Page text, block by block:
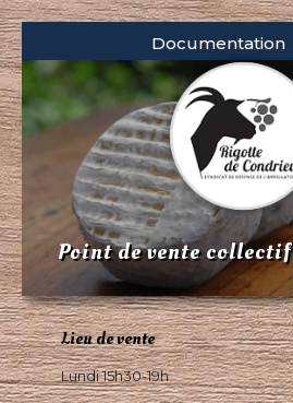
Documentation
Point de vente collectif
Lieu de vente
Lundi 15h30-19h